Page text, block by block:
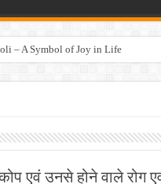
– A Symbol of Joy in Life
एवं उनसे होने वाले रोग